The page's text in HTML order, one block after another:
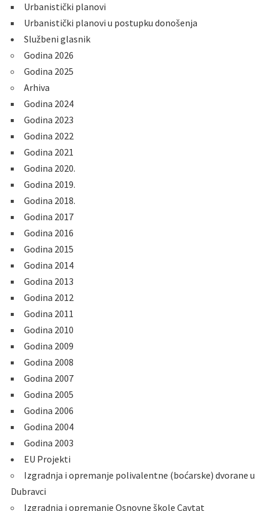
Urbanistički planovi
Urbanistički planovi u postupku donošenja
Službeni glasnik
Godina 2026
Godina 2025
Arhiva
Godina 2024
Godina 2023
Godina 2022
Godina 2021
Godina 2020.
Godina 2019.
Godina 2018.
Godina 2017
Godina 2016
Godina 2015
Godina 2014
Godina 2013
Godina 2012
Godina 2011
Godina 2010
Godina 2009
Godina 2008
Godina 2007
Godina 2005
Godina 2006
Godina 2004
Godina 2003
EU Projekti
Izgradnja i opremanje polivalentne (boćarske) dvorane u
Dubravci
Izgradnja i opremanje Osnovne škole Cavtat